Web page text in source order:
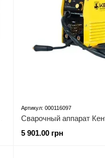
Артикул: 000116097
5 901.00 грн